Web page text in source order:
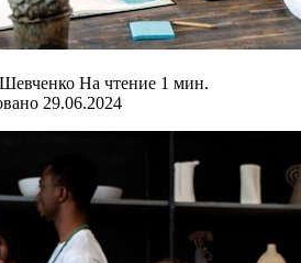
На чтение 1 мин.
29.06.2024